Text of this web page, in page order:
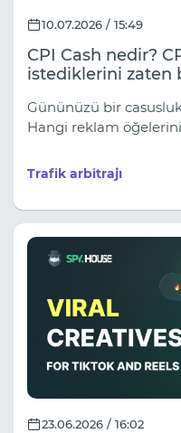
10.07.2026 / 15:49
CPI Cash nedir?
istediklerini zaten
ağdır.
Gününüzü bir
Hangi reklam
sayfalarının bir hafta
göründüğünü
genellikle tam olarak
biliyorsunuz.
Trafik arbitrajı
23.06.2026 / 16:02